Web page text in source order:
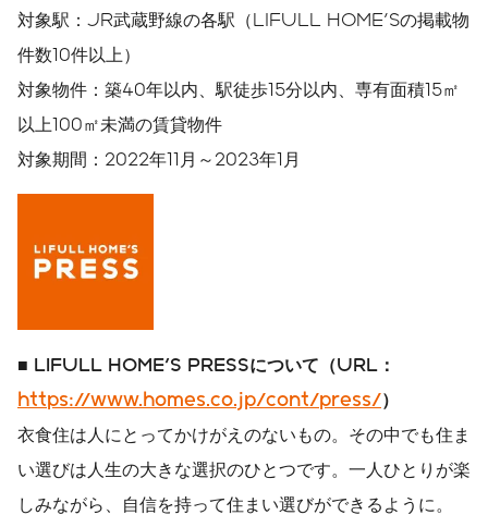
対象駅：JR武蔵野線の各駅（LIFULL HOME'Sの掲載物
件数10件以上）
対象物件：築40年以内、駅徒歩15分以内、専有面積15㎡
以上100㎡未満の賃貸物件
対象期間：2022年11月～2023年1月
■ LIFULL HOME'S PRESSについて（URL ：
https://www.homes.co.jp/cont/press/）
衣食住は人にとってかけがえのないもの。その中でも住ま
い選びは人生の大きな選択のひとつです。一人ひとりが楽
しみながら、自信を持って住まい選びができるように。